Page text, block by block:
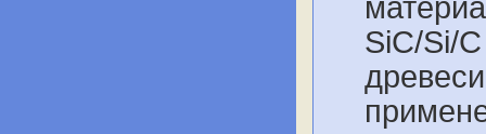
SiC/Si/